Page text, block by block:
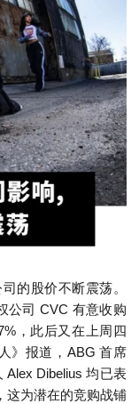
的股价不断震荡。
公司 CVC 有意收购
，此后又在上周四
》报道，ABG 首席
Alex Dibelius 均已表
这为潜在的竞购战铺